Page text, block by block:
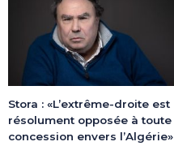
Stora : «L’extrême-droite est
résolument opposée à toute
concession envers l’Algérie»